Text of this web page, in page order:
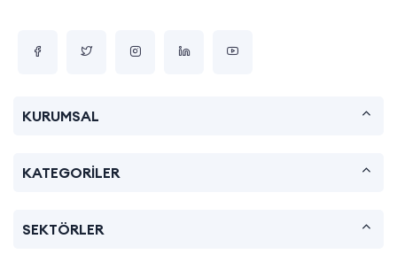
KURUMSAL
KATEGORİLER
SEKTÖRLER